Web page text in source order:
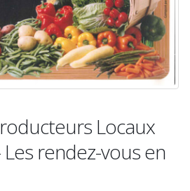
Locaux
Les rendez-vous en